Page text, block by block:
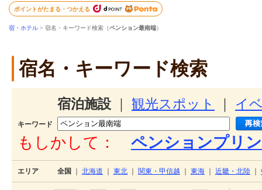
ポイントがたまる・つかえる
宿・ホテル > 宿名・キーワード検索（ペンション最南端）
宿名・キーワード検索
宿泊施設 観光スポット イ
キーワード
もしかして： ペンションプリ
エリア 全国 北海道 東北 関東・甲信越 東海 近畿・北陸